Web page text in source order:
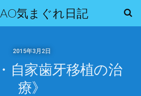
気まぐれ日記
2015年3月2日
自家歯牙移植の治
療》